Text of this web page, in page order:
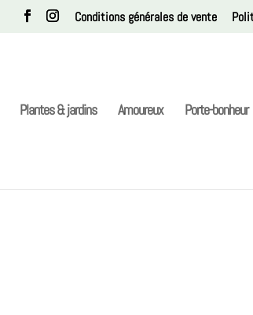
Conditions générales de vente
Plantes & jardins Amoureux Porte-bonheur